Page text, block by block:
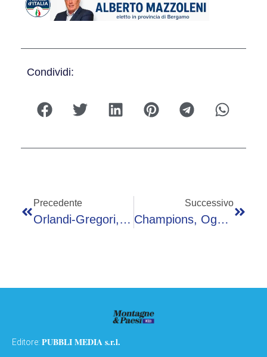
Condividi:
Precedente
Orlandi-Gregori, Da Presidente Commissione Lettera A Prefetto Di Roma Su Scavi Casa Del Jazz
Successivo
Champions, Oggi Real Madrid-Manchester City – La Diretta
Editore: PUBBLI MEDIA s.r.l.